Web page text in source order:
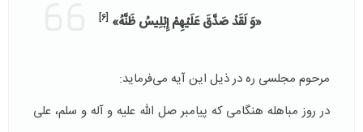
«وَ لَقَدْ صَدَّقَ عَلَيْهِمْ إِبْلِيسُ ظَنَّهُ» ‏
[6]
مرحوم مجلسی ره در ذیل این آیه می‌فرماید:
در روز مباهله هنگامی که پیامبر صل الله علیه و آله و سلم، علی